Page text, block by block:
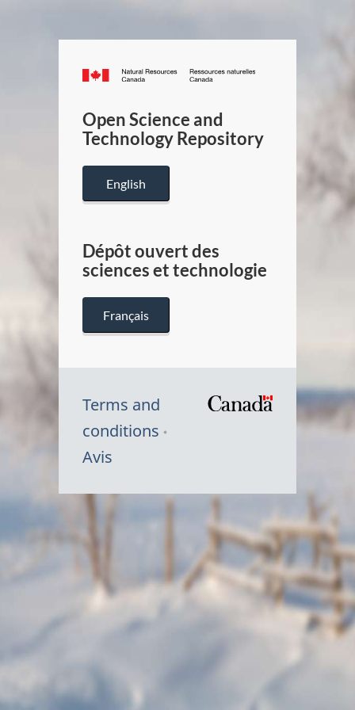
Canada.ca
/
Canada
Open Science and
Technology Repository
English
Dépôt ouvert des
sciences et technologie
Français
Terms and
conditions
Avis
Symbole
Canada